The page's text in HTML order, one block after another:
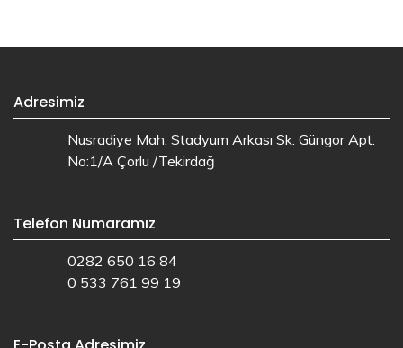
Adresimiz
Nusradiye Mah. Stadyum Arkası Sk. Güngor Apt.
No:1/A Çorlu /Tekirdağ
Telefon Numaramız
0282 650 16 84
0 533 761 99 19